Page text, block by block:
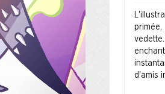
primée,
d'amis